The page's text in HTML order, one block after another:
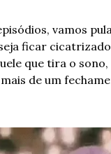
vamos
ficar
que tira o
de um